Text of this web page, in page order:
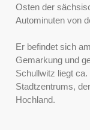
Osten der
Autominuten von
Er befindet sich
Gemarkung und
Schullwitz liegt
Stadtzentrums,
Hochland.